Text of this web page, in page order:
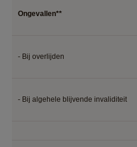
Ongevallen**
- Bij overlijden
- Bij algehele blijvende invaliditeit